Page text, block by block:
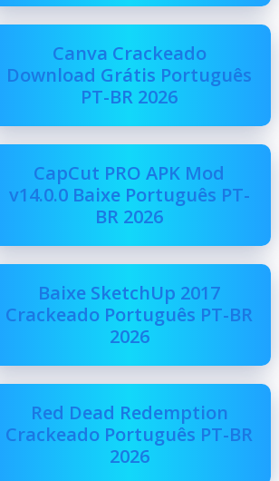
Canva Crackeado
Download Grátis Português
PT-BR 2026
CapCut PRO APK Mod
v14.0.0 Baixe Português PT-
BR 2026
Baixe SketchUp 2017
Crackeado Português PT-BR
2026
Red Dead Redemption
Crackeado Português PT-BR
2026